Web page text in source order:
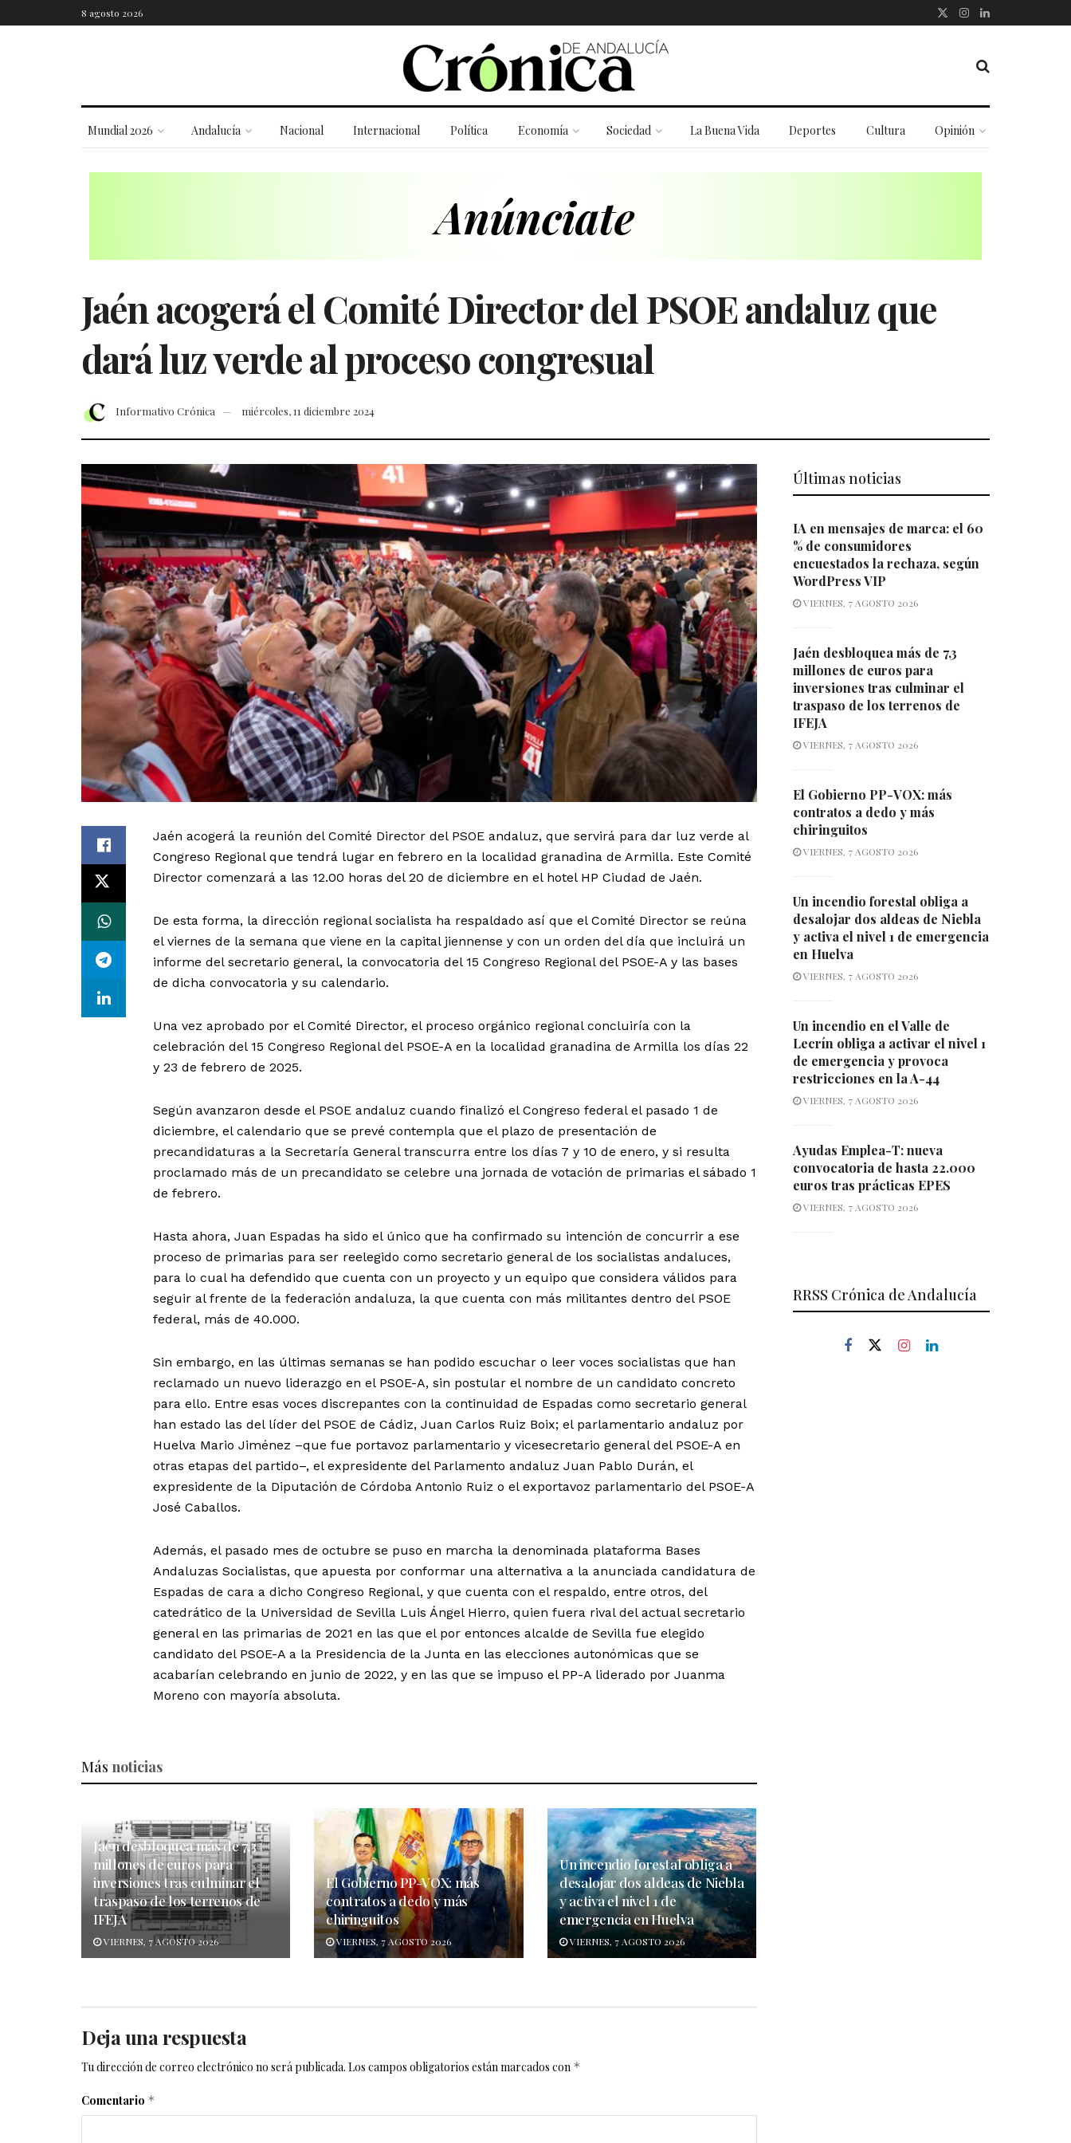
8 agosto 2026
Mundial 2026 Andalucía Nacional Internacional Política Economía Sociedad La Buena Vida Deportes Cultura Opinión
Jaén acogerá el Comité Director del PSOE andaluz que
dará luz verde al proceso congresual
Informativo Crónica miércoles, 11 diciembre 2024
Jaén acogerá la reunión del Comité Director del PSOE andaluz, que servirá para dar luz verde al
Congreso Regional que tendrá lugar en febrero en la localidad granadina de Armilla. Este Comité
Director comenzará a las 12.00 horas del 20 de diciembre en el hotel HP Ciudad de Jaén.
De esta forma, la dirección regional socialista ha respaldado así que el Comité Director se reúna
el viernes de la semana que viene en la capital jiennense y con un orden del día que incluirá un
informe del secretario general, la convocatoria del 15 Congreso Regional del PSOE-A y las bases
de dicha convocatoria y su calendario.
Una vez aprobado por el Comité Director, el proceso orgánico regional concluiría con la
celebración del 15 Congreso Regional del PSOE-A en la localidad granadina de Armilla los días 22
y 23 de febrero de 2025.
Según avanzaron desde el PSOE andaluz cuando finalizó el Congreso federal el pasado 1 de
diciembre, el calendario que se prevé contempla que el plazo de presentación de
precandidaturas a la Secretaría General transcurra entre los días 7 y 10 de enero, y si resulta
proclamado más de un precandidato se celebre una jornada de votación de primarias el sábado 1
de febrero.
Hasta ahora, Juan Espadas ha sido el único que ha confirmado su intención de concurrir a ese
proceso de primarias para ser reelegido como secretario general de los socialistas andaluces,
para lo cual ha defendido que cuenta con un proyecto y un equipo que considera válidos para
seguir al frente de la federación andaluza, la que cuenta con más militantes dentro del PSOE
federal, más de 40.000.
Sin embargo, en las últimas semanas se han podido escuchar o leer voces socialistas que han
reclamado un nuevo liderazgo en el PSOE-A, sin postular el nombre de un candidato concreto
para ello. Entre esas voces discrepantes con la continuidad de Espadas como secretario general
han estado las del líder del PSOE de Cádiz, Juan Carlos Ruiz Boix; el parlamentario andaluz por
Huelva Mario Jiménez –que fue portavoz parlamentario y vicesecretario general del PSOE-A en
otras etapas del partido–, el expresidente del Parlamento andaluz Juan Pablo Durán, el
expresidente de la Diputación de Córdoba Antonio Ruiz o el exportavoz parlamentario del PSOE-A
José Caballos.
Además, el pasado mes de octubre se puso en marcha la denominada plataforma Bases
Andaluzas Socialistas, que apuesta por conformar una alternativa a la anunciada candidatura de
Espadas de cara a dicho Congreso Regional, y que cuenta con el respaldo, entre otros, del
catedrático de la Universidad de Sevilla Luis Ángel Hierro, quien fuera rival del actual secretario
general en las primarias de 2021 en las que el por entonces alcalde de Sevilla fue elegido
candidato del PSOE-A a la Presidencia de la Junta en las elecciones autonómicas que se
acabarían celebrando en junio de 2022, y en las que se impuso el PP-A liderado por Juanma
Moreno con mayoría absoluta.
Más noticias
Jaén desbloquea más de 7,3
millones de euros para
inversiones tras culminar el
traspaso de los terrenos de
IFEJA
VIERNES, 7 AGOSTO 2026
El Gobierno PP-VOX: más
contratos a dedo y más
chiringuitos
VIERNES, 7 AGOSTO 2026
Un incendio forestal obliga a
desalojar dos aldeas de Niebla
y activa el nivel 1 de
emergencia en Huelva
VIERNES, 7 AGOSTO 2026
Deja una respuesta
Tu dirección de correo electrónico no será publicada. Los campos obligatorios están marcados con *
Comentario *
Últimas noticias
IA en mensajes de marca: el 60
% de consumidores
encuestados la rechaza, según
WordPress VIP
VIERNES, 7 AGOSTO 2026
Jaén desbloquea más de 7,3
millones de euros para
inversiones tras culminar el
traspaso de los terrenos de
IFEJA
VIERNES, 7 AGOSTO 2026
El Gobierno PP-VOX: más
contratos a dedo y más
chiringuitos
VIERNES, 7 AGOSTO 2026
Un incendio forestal obliga a
desalojar dos aldeas de Niebla
y activa el nivel 1 de emergencia
en Huelva
VIERNES, 7 AGOSTO 2026
Un incendio en el Valle de
Lecrín obliga a activar el nivel 1
de emergencia y provoca
restricciones en la A-44
VIERNES, 7 AGOSTO 2026
Ayudas Emplea-T: nueva
convocatoria de hasta 22.000
euros tras prácticas EPES
VIERNES, 7 AGOSTO 2026
RRSS Crónica de Andalucía